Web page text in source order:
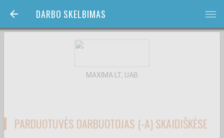
DARBO SKELBIMAS bars
MAXIMA LT, UAB
PARDUOTUVĖS DARBUOTOJAS (-A) SKAIDIŠKĖSE